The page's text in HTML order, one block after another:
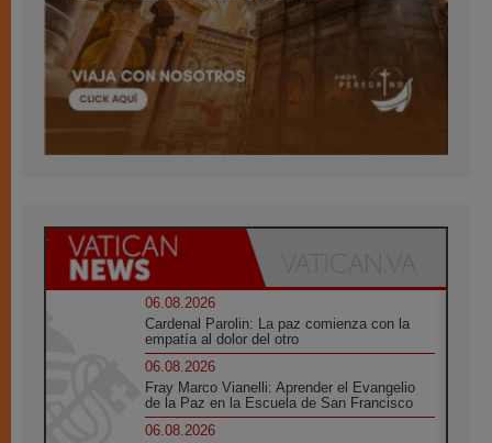
06.08.2026
Cardenal Parolin: La paz comienza con la
empatía al dolor del otro
06.08.2026
Fray Marco Vianelli: Aprender el Evangelio
de la Paz en la Escuela de San Francisco
06.08.2026